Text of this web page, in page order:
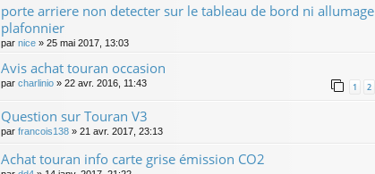
porte arriere non detecter sur le tableau de bord ni allumage
plafonnier
par nice » 25 mai 2017, 13:03
Avis achat touran occasion
par charlinio » 22 avr. 2016, 11:43 1 2
Question sur Touran V3
par francois138 » 21 avr. 2017, 23:13
Achat touran info carte grise émission CO2